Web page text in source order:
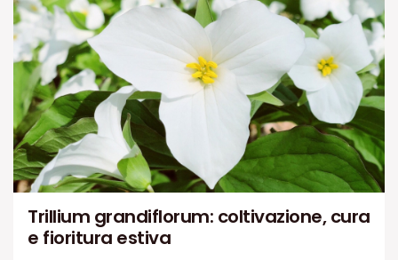
Trillium grandiflorum: coltivazione, cura
e fioritura estiva